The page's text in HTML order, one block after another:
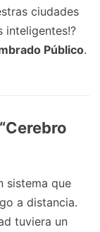
ciudades
inteligentes!?
Público.
sistema que
a distancia.
tuviera un